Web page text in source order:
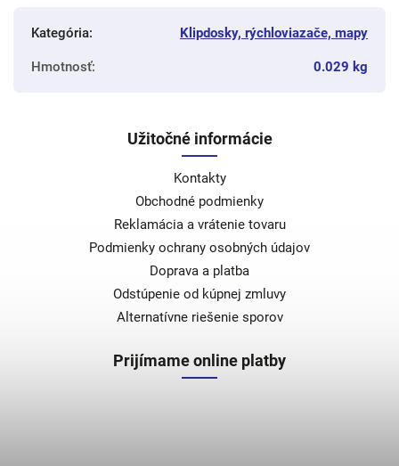
Kategória: Klipdosky, rýchloviazače, mapy
Hmotnosť: 0.029 kg
Užitočné informácie
Kontakty
Obchodné podmienky
Reklamácia a vrátenie tovaru
Podmienky ochrany osobných údajov
Doprava a platba
Odstúpenie od kúpnej zmluvy
Alternatívne riešenie sporov
Prijímame online platby